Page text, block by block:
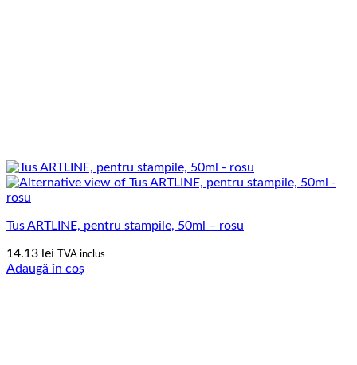
Tus ARTLINE, pentru stampile, 50ml – rosu
14.13 lei TVA inclus
Adaugă în coș